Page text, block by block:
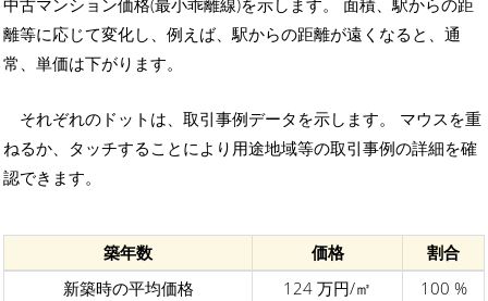
中古マンション価格(最小乖離線)を示します。 面積、駅からの距
離等に応じて変化し、例えば、駅からの距離が遠くなると、通
常、単価は下がります。
それぞれのドットは、取引事例データを示します。 マウスを重
ねるか、タッチすることにより用途地域等の取引事例の詳細を確
認できます。
築年数 価格
割合
新築時の平均価格
124 万円/㎡
100 %